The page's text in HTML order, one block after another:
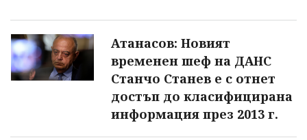
Атанасов: Новият
временен шеф на ДАНС
Станчо Станев е с отнет
достъп до класифицирана
информация през 2013 г.